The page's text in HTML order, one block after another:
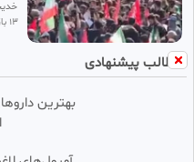
13 بازدید
مطالب پیشنهادی
بهترین